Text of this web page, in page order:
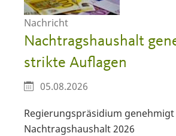
Nachricht
Nachtragshaushalt
strikte Auflagen
05.08.2026
Regierungspräsidium
Nachtragshaushalt 2026